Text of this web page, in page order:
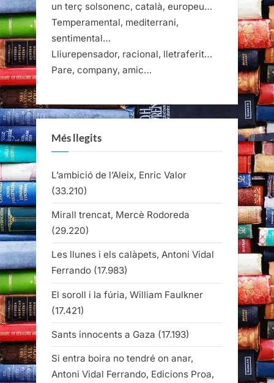
un terç solsonenc, català, europeu…
Temperamental, mediterrani,
sentimental…
Lliurepensador, racional, lletraferit…
Pare, company, amic…
Més llegits
L’ambició de l’Aleix, Enric Valor
(33.210)
Mirall trencat, Mercè Rodoreda
(29.220)
Les llunes i els calàpets, Antoni Vidal
Ferrando (17.983)
El soroll i la fúria, William Faulkner
(17.421)
Sants innocents a Gaza (17.193)
Si entra boira no tendré on anar,
Antoni Vidal Ferrando, Edicions Proa,